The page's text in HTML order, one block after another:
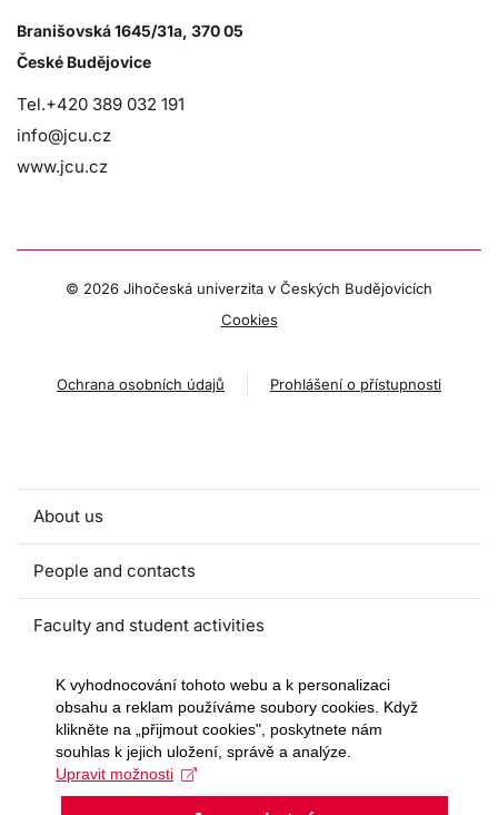
Branišovská 1645/31a, 370 05
České Budějovice
Tel.+420 389 032 191
info@jcu.cz
www.jcu.cz
© 2026 Jihočeská univerzita v Českých Budějovicích
Cookies
Ochrana osobních údajů Prohlášení o přístupnosti
About us
People and contacts
Faculty and student activities
Projects and strategic partnerships
Documents
European sustainable development week
K vyhodnocování tohoto webu a k personalizaci
obsahu a reklam používáme soubory cookies. Když
klikněte na „přijmout cookies", poskytnete nám
souhlas k jejich uložení, správě a analýze.
Upravit možnosti